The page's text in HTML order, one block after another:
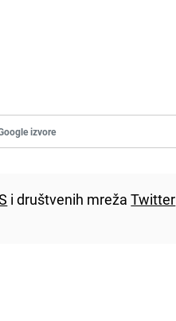
izvore
i društvenih mrežaTwitter